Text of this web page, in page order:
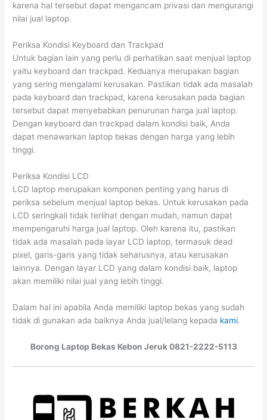
karena hal tersebut dapat mengancam privasi dan mengurangi
nilai jual laptop.
Periksa Kondisi Keyboard dan Trackpad
Untuk bagian lain yang perlu di perhatikan saat menjual laptop
yaitu keyboard dan trackpad. Keduanya merupakan bagian
yang sering mengalami kerusakan. Pastikan tidak ada masalah
pada keyboard dan trackpad, karena kerusakan pada bagian
tersebut dapat menyebabkan penurunan harga jual laptop.
Dengan keyboard dan trackpad dalam kondisi baik, Anda
dapat menawarkan laptop bekas dengan harga yang lebih
tinggi.
Periksa Kondisi LCD
LCD laptop merupakan komponen penting yang harus di
periksa sebelum menjual laptop bekas. Untuk kerusakan pada
LCD seringkali tidak terlihat dengan mudah, namun dapat
mempengaruhi harga jual laptop. Oleh karena itu, pastikan
tidak ada masalah pada layar LCD laptop, termasuk dead
pixel, garis-garis yang tidak seharusnya, atau kerusakan
lainnya. Dengan layar LCD yang dalam kondisi baik, laptop
akan memiliki nilai jual yang lebih tinggi.
Dalam hal ini apabila Anda memiliki laptop bekas yang sudah
tidak di gunakan ada baiknya Anda jual/lelang kepada kami.
Borong Laptop Bekas Kebon Jeruk 0821-2222-5113